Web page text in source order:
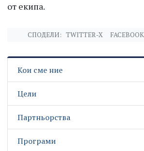
от екипа.
СПОДЕЛИ: TWITTER-X FACEBOOK
Кои сме ние
Цели
Партньорства
Програми